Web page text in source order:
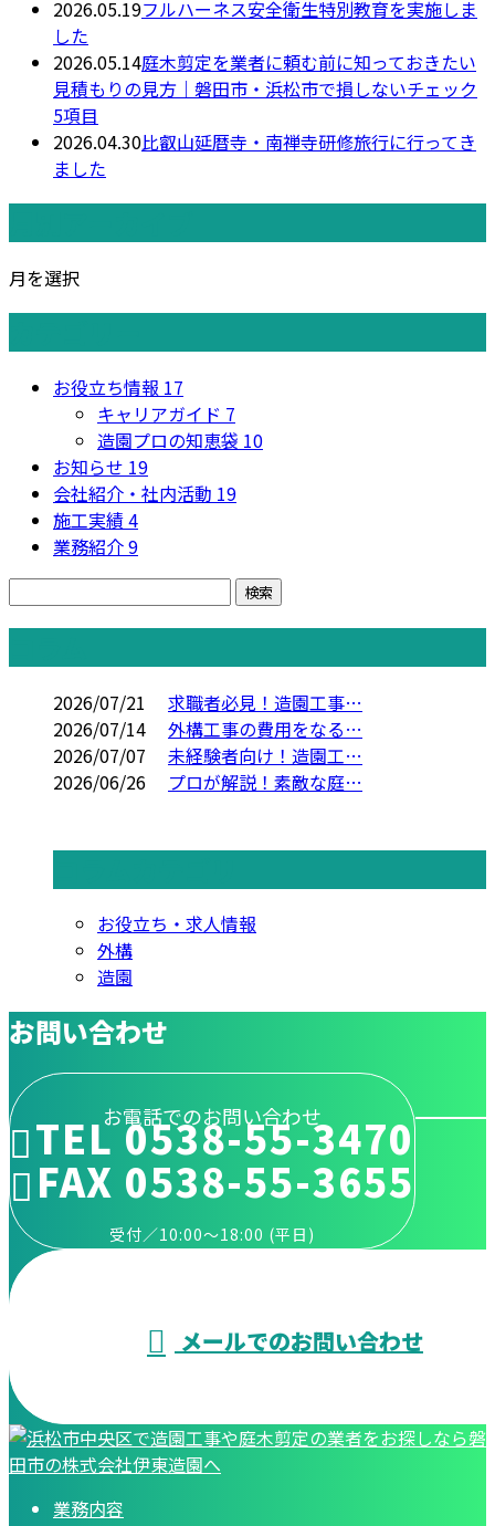
2026.05.19フルハーネス安全衛生特別教育を実施しま
した
2026.05.14庭木剪定を業者に頼む前に知っておきたい
見積もりの見方｜磐田市・浜松市で損しないチェック
5項目
2026.04.30比叡山延暦寺・南禅寺研修旅行に行ってき
ました
月を選択
お役立ち情報 17
キャリアガイド 7
造園プロの知恵袋 10
お知らせ 19
会社紹介・社内活動 19
施工実績4
業務紹介9
2026/07/21
求職者必見！造園工事…
2026/07/14
外構工事の費用をなる…
2026/07/07
未経験者向け！造園工…
2026/06/26
プロが解説！素敵な庭…
お役立ち・求人情報
外構
造園
お問い合わせ
お電話でのお問い合わせ
TEL 0538-55-3470
FAX 0538-55-3655
受付／10:00～18:00 (平日)
メールでのお問い合わせ
業務内容